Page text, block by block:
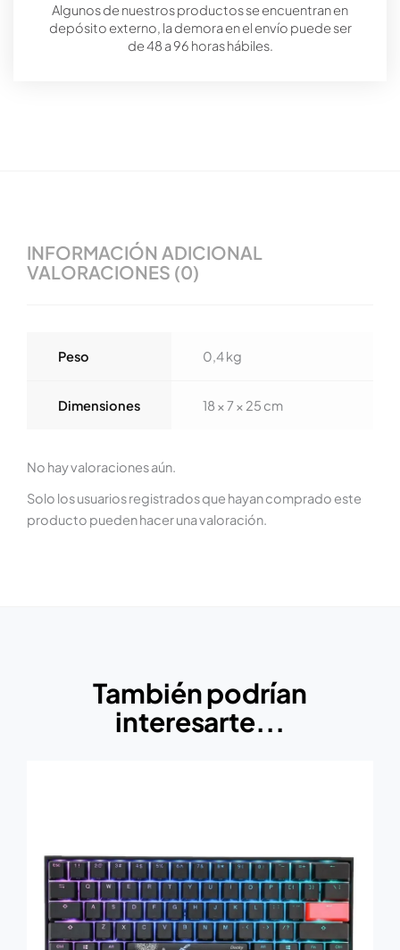
Algunos de nuestros productos se encuentran en
depósito externo, la demora en el envío puede ser
de 48 a 96 horas hábiles.
INFORMACIÓN ADICIONAL
VALORACIONES (0)
Peso 0,4 kg
Dimensiones 18 × 7 × 25 cm
No hay valoraciones aún.
Solo los usuarios registrados que hayan comprado este
producto pueden hacer una valoración.
También podrían
interesarte...